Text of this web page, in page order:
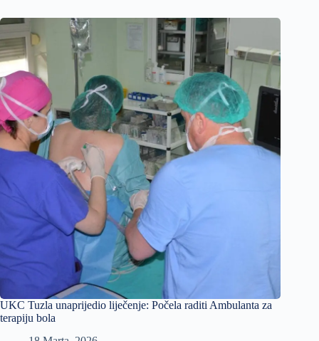
UKC Tuzla unaprijedio liječenje: Počela raditi Ambulanta za
terapiju bola